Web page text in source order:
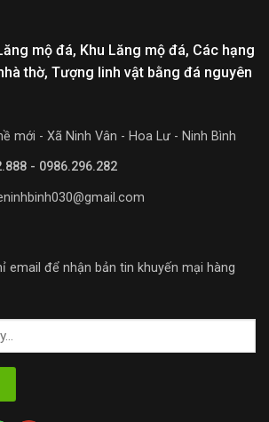
mộ đá, Khu Lăng mộ đá, Các hạng
thờ, Tượng linh vật bằng đá nguyên
mới - Xã Ninh Vân - Hoa Lư - Ninh Bình
- 0986.296.282
email để nhận bản tin khuyến mại hàng